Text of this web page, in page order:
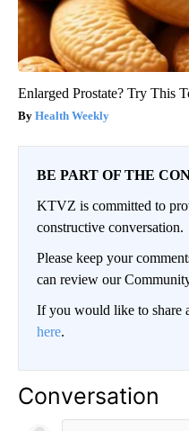
Enlarged Prostate? Try This
Health Weekly
BE PART OF THE
KTVZ is committed to
constructive conversation.
Please keep your
can review our
If you would like to share
here.
Conversation